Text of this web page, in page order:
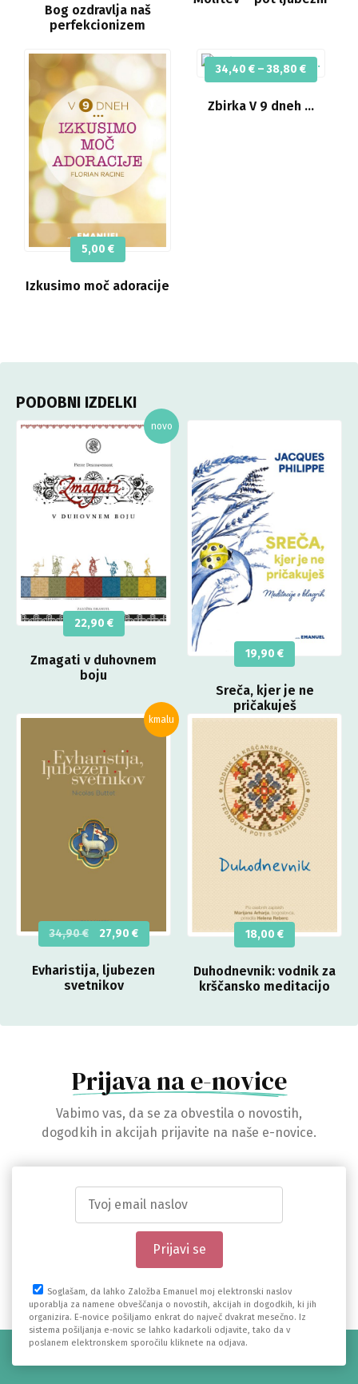
Bog ozdravlja naš
perfekcionizem
Izkusimo moč adoracije
5,00 €
Zbirka V 9 dneh …
34,40 € – 38,80 €Cenovni
razpon:
PODOBNI IZDELKI
Zmagati v duhovnem
boju
22,90 €
Sreča, kjer je ne
pričakuješ
19,90 €
Evharistija, ljubezen
svetnikov
34,90€
Izvirna
cena
je
bila:
27,90 €Trenutna
cena
je:
Duhodnevnik: vodnik za
krščansko meditacijo
18,00 €
Prijava na e-novice
Vabimo vas, da se za obvestila o novostih,
dogodkih in akcijah prijavite na naše e-novice.
Soglašam, da lahko Založba Emanuel moj elektronski naslov
uporablja za namene obveščanja o novostih, akcijah in dogodkih, ki jih
organizira. E-novice pošiljamo enkrat do največ dvakrat mesečno. Iz
sistema pošiljanja e-novic se lahko kadarkoli odjavite, tako da v
poslanem elektronskem sporočilu kliknete na odjava.